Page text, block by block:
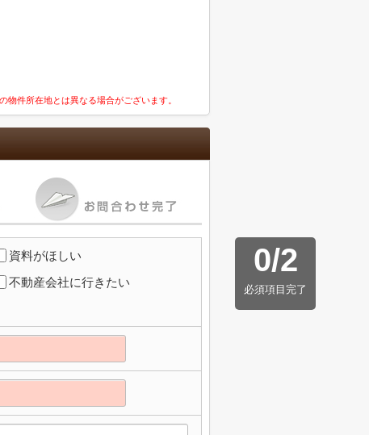
件所在地とは異なる場合がございます。
0/2
必須項目完了
資料がほしい
不動産会社に行きたい